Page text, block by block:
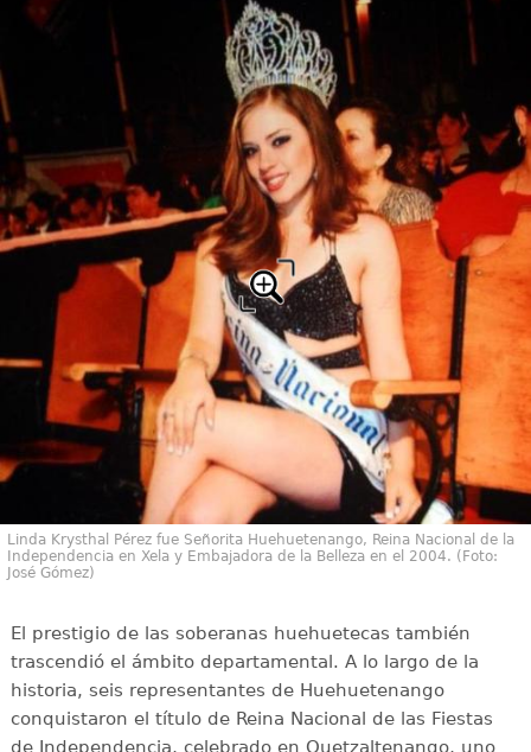
Linda Krysthal Pérez fue Señorita Huehuetenango, Reina Nacional de la
Independencia en Xela y Embajadora de la Belleza en el 2004. (Foto:
José Gómez)
El prestigio de las soberanas huehuetecas también
trascendió el ámbito departamental. A lo largo de la
historia, seis representantes de Huehuetenango
conquistaron el título de Reina Nacional de las Fiestas
de Independencia, celebrado en Quetzaltenango, uno